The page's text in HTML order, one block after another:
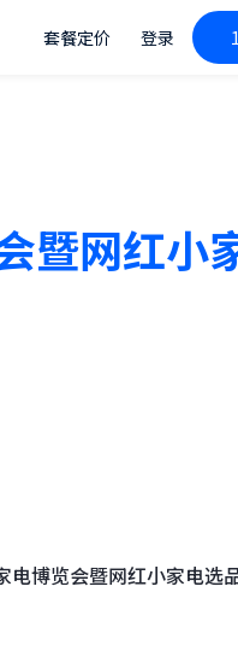
套餐定价 登录
暨网红小
电博览会暨网红小家电选